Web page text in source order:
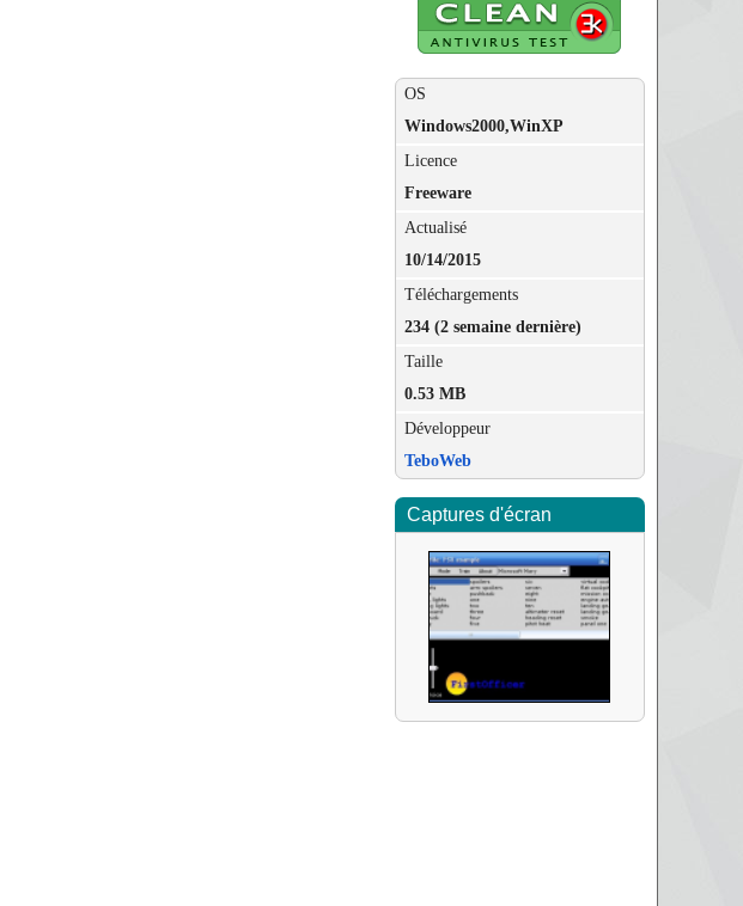
OS
Windows2000,WinXP
Licence
Freeware
Actualisé
10/14/2015
Téléchargements
234 (2 semaine dernière)
Taille
0.53 MB
Développeur
TeboWeb
Captures d'écran